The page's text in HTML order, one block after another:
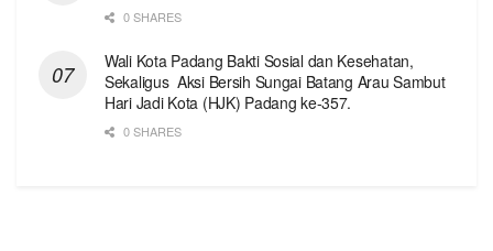
0 SHARES
Wali Kota Padang Bakti Sosial dan Kesehatan,
Sekaligus Aksi Bersih Sungai Batang Arau Sambut
Hari Jadi Kota (HJK) Padang ke-357.
0 SHARES